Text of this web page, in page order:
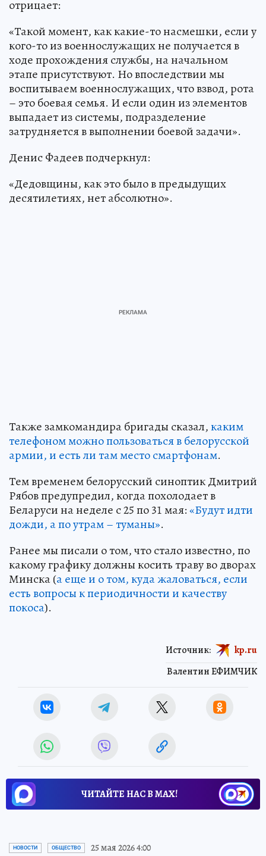
отрицает:
«Такой момент, как какие-то насмешки, если у
кого-то из военнослужащих не получается в
ходе прохождения службы, на начальном
этапе присутствуют. Но впоследствии мы
воспитываем военнослужащих, что взвод, рота
– это боевая семья. И если один из элементов
выпадает из системы, подразделение
затрудняется в выполнении боевой задачи».
Денис Фадеев подчеркнул:
«Дедовщины, как это было в предыдущих
десятилетиях, нет абсолютно».
Также замкомандира бригады сказал,каким
телефоном можно пользоваться в белорусской
армии, и есть ли там место смартфонам.
Тем временем белорусский синоптик Дмитрий
Рябов предупредил, когда похолодает в
Беларуси на неделе с 25 по 31 мая:«Будут идти
дожди, а по утрам – туманы».
Ранее мы писали о том, что стало известно, по
какому графику должны косить траву во дворах
Минска (а еще и о том, куда жаловаться, если
есть вопросы к периодичности и качеству
покоса).
Валентин ЕФИМЧИК
Источник: kp.ru
ЧИТАЙТЕ НАС В МАХ!
НОВОСТИ ОБЩЕСТВО 25 мая 2026 4:00